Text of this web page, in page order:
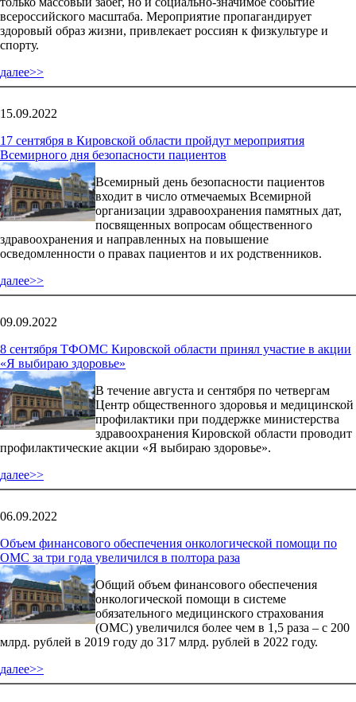
всероссийского масштаба. Мероприятие пропагандирует
здоровый образ жизни, привлекает россиян к физкультуре и
спорту.
далее>>
15.09.2022
17 сентября в Кировской области пройдут мероприятия
Всемирного дня безопасности пациентов
Всемирный день безопасности пациентов
входит в число отмечаемых Всемирной
организации здравоохранения памятных дат,
посвященных вопросам общественного
здравоохранения и направленных на повышение
осведомленности о правах пациентов и их родственников.
далее>>
09.09.2022
8 сентября ТФОМС Кировской области принял участие в акции
«Я выбираю здоровье»
В течение августа и сентября по четвергам
Центр общественного здоровья и медицинской
профилактики при поддержке министерства
здравоохранения Кировской области проводит
профилактические акции «Я выбираю здоровье».
далее>>
06.09.2022
Объем финансового обеспечения онкологической помощи по
ОМС за три года увеличился в полтора раза
Общий объем финансового обеспечения
онкологической помощи в системе
обязательного медицинского страхования
(ОМС) увеличился более чем в 1,5 раза – с 200
млрд. рублей в 2019 году до 317 млрд. рублей в 2022 году.
далее>>